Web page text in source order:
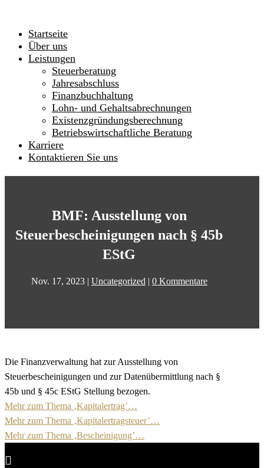
Startseite
Über uns
Leistungen
Steuerberatung
Jahresabschluss
Finanzbuchhaltung
Lohn- und Gehaltsabrechnungen
Existenzgründungsberechnung
Betriebswirtschaftliche Beratung
Karriere
Kontaktieren Sie uns
BMF: Ausstellung von
Steuerbescheinigungen nach § 45b
EStG
Nov. 17, 2023| Uncategorized | 0 Kommentare
Die Finanzverwaltung hat zur Ausstellung von
Steuerbescheinigungen und zur Datenübermittlung nach §
45b und § 45c EStG Stellung bezogen.
Mehr zum Thema ‚Kapitalertrag’…
Mehr zum Thema ‚Kapitalertragsteuer’…
Mehr zum Thema ‚Bescheinigung’…
